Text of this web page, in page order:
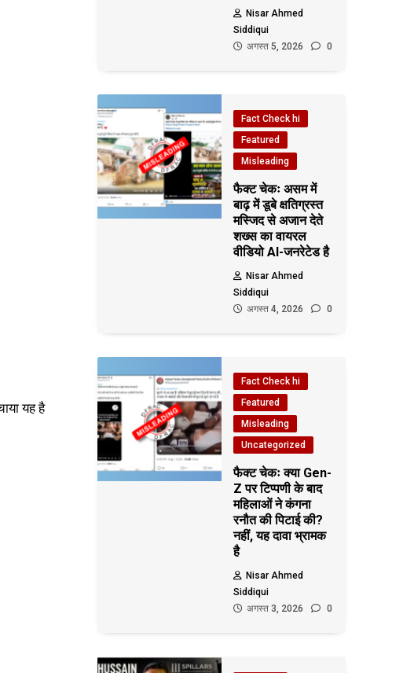
यह है
Nisar Ahmed
Siddiqui
अगस्त 5, 2026
0
Fact Check hi
Featured
Misleading
फैक्ट चेकः असम में
बाढ़ में डूबे क्षतिग्रस्त
मस्जिद से अजान देते
शख्स का वायरल
वीडियो AI-जनरेटेड है
Nisar Ahmed
Siddiqui
अगस्त 4, 2026
0
Fact Check hi
Featured
Misleading
Uncategorized
फैक्ट चेकः क्या Gen-
Z पर टिप्पणी के बाद
महिलाओं ने कंगना
रनौत की पिटाई की?
नहीं, यह दावा भ्रामक
है
Nisar Ahmed
Siddiqui
अगस्त 3, 2026
0